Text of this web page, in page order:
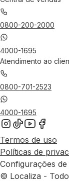
0800-200-2000
4000-1695
Atendimento ao
0800-701-2523
4000-1695
Termos de uso
Políticas de
Configurações
© Localiza -